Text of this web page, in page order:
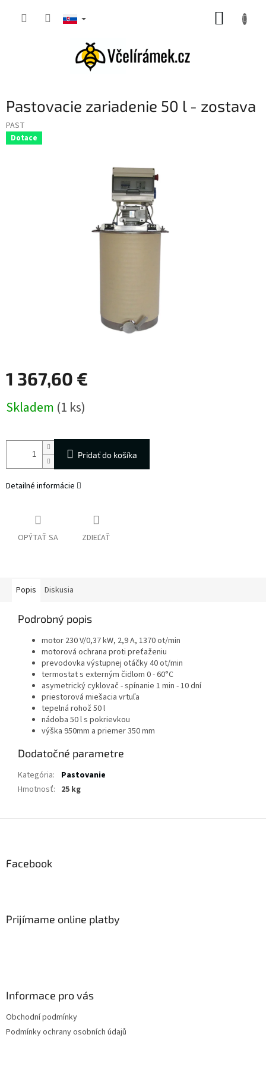
Pastovacie zariadenie 50 l - zostava
PAST
Dotace
1 367,60 €
cena:
Skladem (1 ks)
Pridať do košíka
Detailné informácie
OPÝTAŤ SA ZDIEĽAŤ
Popis Diskusia
Podrobný popis
motor 230 V/0,37 kW, 2,9 A, 1370 ot/min
motorová ochrana proti preťaženiu
prevodovka výstupnej otáčky 40 ot/min
termostat s externým čidlom 0 - 60°C
asymetrický cyklovač - spínanie 1 min - 10 dní
priestorová miešacia vrtuľa
tepelná rohož 50 l
nádoba 50 l s pokrievkou
výška 950mm a priemer 350 mm
Dodatočné parametre
Kategória:
Pastovanie
Hmotnosť: 25 kg
Facebook
Prijímame online platby
Informace pro vás
Obchodní podmínky
Podmínky ochrany osobních údajů